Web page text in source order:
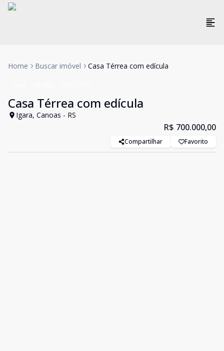
Home Buscar imóvel Casa Térrea com edícula
Casa Térrea com edícula
Igara, Canoas - RS
R$ 700.000,00
Compartilhar Favorito